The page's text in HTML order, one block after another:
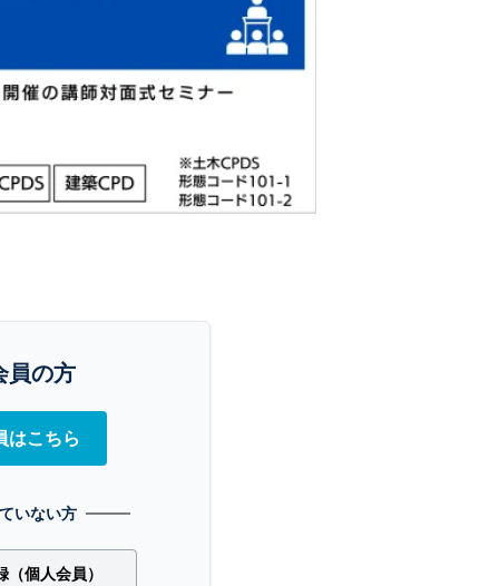
員の方
はこちら
いない方
個人会員）